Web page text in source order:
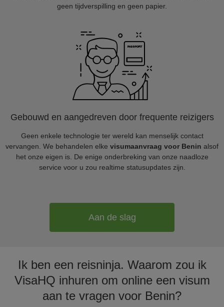
geen tijdverspilling en geen papier.
Gebouwd en aangedreven door frequente reizigers
Geen enkele technologie ter wereld kan menselijk contact
vervangen. We behandelen elke visumaanvraag voor Benin alsof
het onze eigen is. De enige onderbreking van onze naadloze
service voor u zou realtime statusupdates zijn.
Aan de slag
Ik ben een reisninja. Waarom zou ik
VisaHQ inhuren om online een visum
aan te vragen voor Benin?